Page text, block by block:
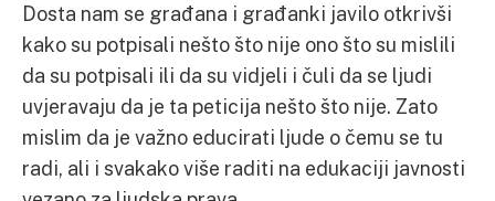
Dosta nam se građana i građanki javilo otkrivši
kako su potpisali nešto što nije ono što su mislili
da su potpisali ili da su vidjeli i čuli da se ljudi
uvjeravaju da je ta peticija nešto što nije. Zato
mislim da je važno educirati ljude o čemu se tu
radi, ali i svakako više raditi na edukaciji javnosti